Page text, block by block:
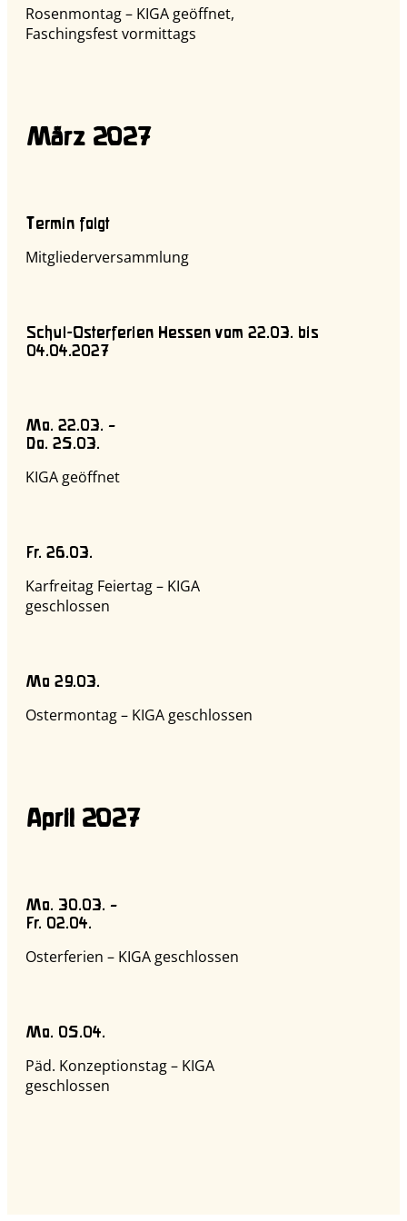
Rosenmontag – KIGA geöffnet,
Faschingsfest vormittags
März 2027
Termin folgt
Mitgliederversammlung
Schul-Osterferien Hessen vom 22.03. bis
04.04.2027
Mo. 22.03. –
Do. 25.03.
KIGA geöffnet
Fr. 26.03.
Karfreitag Feiertag – KIGA
geschlossen
Mo 29.03.
Ostermontag – KIGA geschlossen
April 2027
Mo. 30.03. –
Fr. 02.04.
Osterferien – KIGA geschlossen
Mo. 05.04.
Päd. Konzeptionstag – KIGA
geschlossen